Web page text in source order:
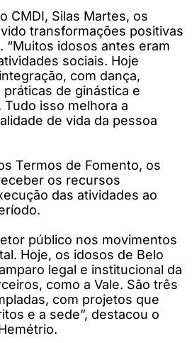
CMDI, Silas Martes, os
transformações positivas
“Muitos idosos antes eram
sociais. Hoje
com dança,
de ginástica e
isso melhora a
de vida da pessoa
Termos de Fomento, os
os recursos
das atividades ao
público nos movimentos
Hoje, os idosos de Belo
legal e institucional da
como a Vale. São três
com projetos que
e a sede”, destacou o